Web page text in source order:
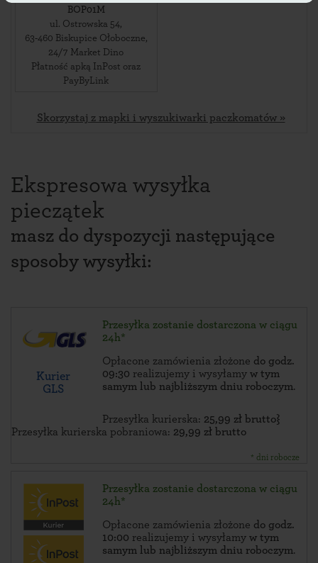
BOP01M
ul. Ostrowska 54,
63-460 Biskupice Ołoboczne,
24/7 Market Dino
Płatność apką InPost oraz
PayByLink
Skorzystaj z mapki i wyszukiwarki paczkomatów »
Ekspresowa wysyłka
pieczątek
masz do dyspozycji następujące
sposoby wysyłki:
Kurier
GLS
Przesyłka zostanie dostarczona w ciągu
24h*
Opłacone zamówienia złożone do godz.
09:30 realizujemy i wysyłamy w tym
samym lub najbliższym dniu roboczym.
Przesyłka kurierska: 25,99 zł brutto}
Przesyłka kurierska pobraniowa: 29,99 zł brutto
* dni robocze
Przesyłka zostanie dostarczona w ciągu
24h*
Opłacone zamówienia złożone do godz.
10:00 realizujemy i wysyłamy w tym
samym lub najbliższym dniu roboczym.